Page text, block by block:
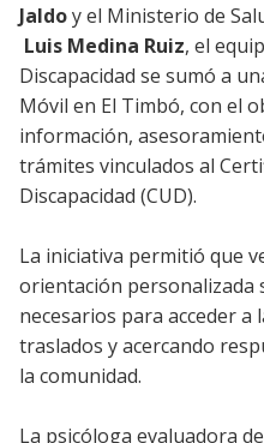
Jaldoy el Ministerio de
Luis Medina Ruiz, el
Discapacidad se sumó a
Móvil en El Timbó, con el
información,
trámites vinculados al
Discapacidad (CUD).
La iniciativa permitió que
orientación personalizada
necesarios para acceder a
traslados y acercando
la comunidad.
La psicóloga evaluadora